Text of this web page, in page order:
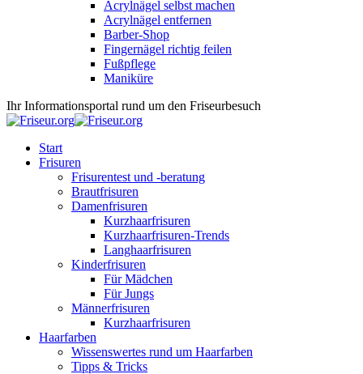
Acrylnägel selbst machen
Acrylnägel entfernen
Barber-Shop
Fingernägel richtig feilen
Fußpflege
Maniküre
Ihr Informationsportal rund um den Friseurbesuch
Start
Frisuren
Frisurentest und -beratung
Brautfrisuren
Damenfrisuren
Kurzhaarfrisuren
Kurzhaarfrisuren-Trends
Langhaarfrisuren
Kinderfrisuren
Für Mädchen
Für Jungs
Männerfrisuren
Kurzhaarfrisuren
Haarfarben
Wissenswertes rund um Haarfarben
Tipps & Tricks